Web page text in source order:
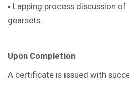
▪ Lapping process discussion
gearsets.
Upon Completion
A certificate is issued with